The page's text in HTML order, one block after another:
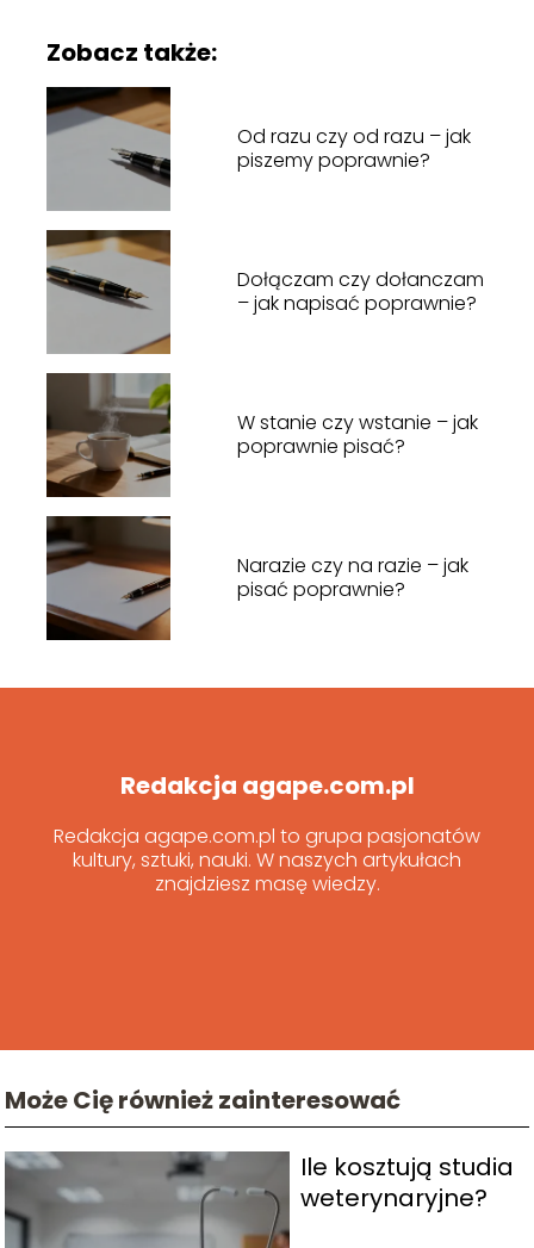
Zobacz także:
Od razu czy od razu – jak
piszemy poprawnie?
Dołączam czy dołanczam
– jak napisać poprawnie?
W stanie czy wstanie – jak
poprawnie pisać?
Narazie czy na razie – jak
pisać poprawnie?
Redakcja agape.com.pl
Redakcja agape.com.pl to grupa pasjonatów
kultury, sztuki, nauki. W naszych artykułach
znajdziesz masę wiedzy.
Może Cię również zainteresować
Ile kosztują studia
weterynaryjne?